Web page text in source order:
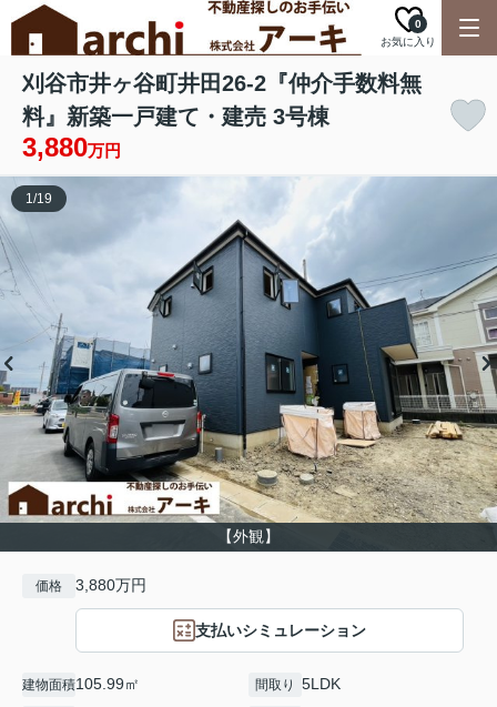
お気に入り
0
刈谷市井ヶ谷町井田26-2『仲介手数料無
料』新築一戸建て・建売 3号棟
3,880万円
【外観】
1/19
価格 3,880万円
支払いシミュレーション
建物面積105.99㎡ 間取り 5LDK